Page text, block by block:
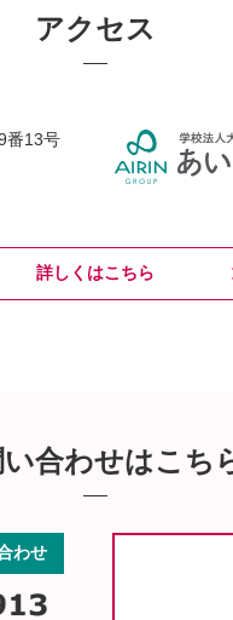
アクセス
番13号
詳しくはこちら
合わせはこち
わせ